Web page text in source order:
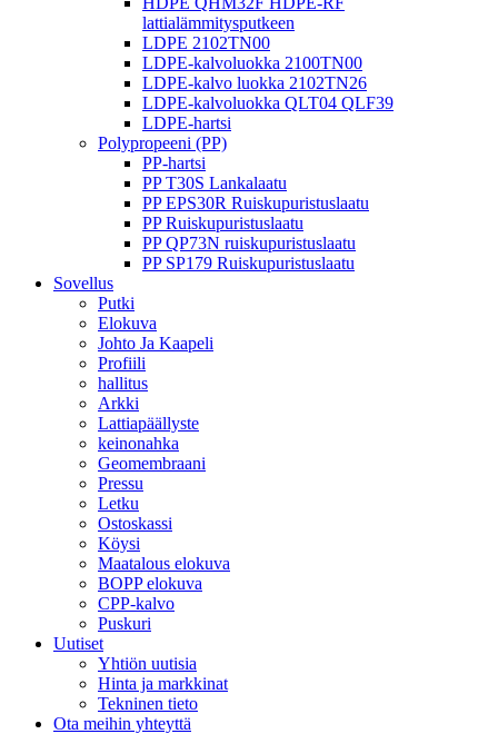
lattialämmitysputkeen
LDPE 2102TN00
LDPE-kalvoluokka 2100TN00
LDPE-kalvo luokka 2102TN26
LDPE-kalvoluokka QLT04 QLF39
LDPE-hartsi
Polypropeeni (PP)
PP-hartsi
PP T30S Lankalaatu
PP EPS30R Ruiskupuristuslaatu
PP Ruiskupuristuslaatu
PP QP73N ruiskupuristuslaatu
PP SP179 Ruiskupuristuslaatu
Sovellus
Putki
Elokuva
Johto Ja Kaapeli
Profiili
hallitus
Arkki
Lattiapäällyste
keinonahka
Geomembraani
Pressu
Letku
Ostoskassi
Köysi
Maatalous elokuva
BOPP elokuva
CPP-kalvo
Puskuri
Uutiset
Yhtiön uutisia
Hinta ja markkinat
Tekninen tieto
Ota meihin yhteyttä